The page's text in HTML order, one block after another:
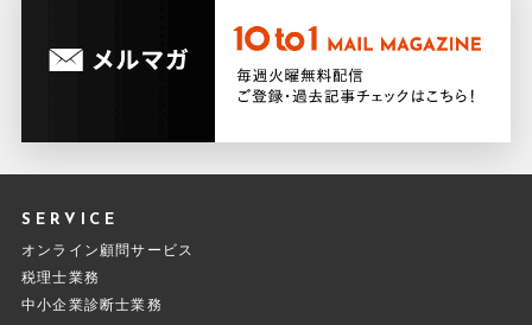
SERVICE
オンライン顧問サービス
税理士業務
中小企業診断士業務